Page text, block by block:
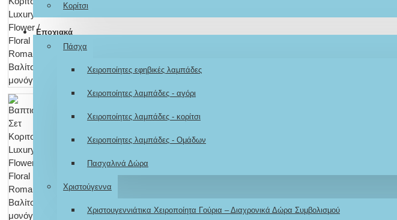
Κορίτσι
Εποχιακά
Πάσχα
Χειροποίητες εφηβικές λαμπάδες
Χειροποίητες λαμπάδες - αγόρι
Χειροποίητες λαμπάδες - κορίτσι
Χειροποίητες λαμπάδες - Ομάδων
Πασχαλινά Δώρα
Χριστούγεννα
Χριστουγεννιάτικα Χειροποίητα Γούρια – Διαχρονικά Δώρα Συμβολισμού